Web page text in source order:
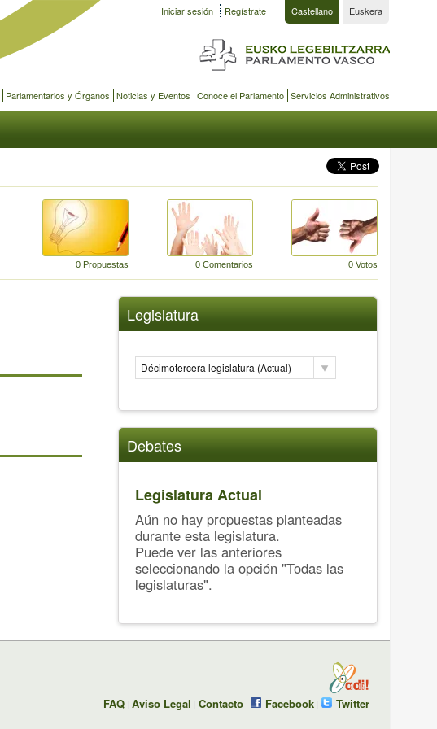
Iniciar sesión Regístrate Castellano Euskera
Parlamentarios y Órganos Noticias y Eventos Conoce el Parlamento Servicios Administrativos
0 Propuestas 0 Comentarios 0 Votos
Legislatura
Décimotercera legislatura (Actual)
Debates
Legislatura Actual
Aún no hay propuestas planteadas
durante esta legislatura.
Puede ver las anteriores
seleccionando la opción "Todas las
legislaturas".
FAQ Aviso Legal Contacto Facebook Twitter